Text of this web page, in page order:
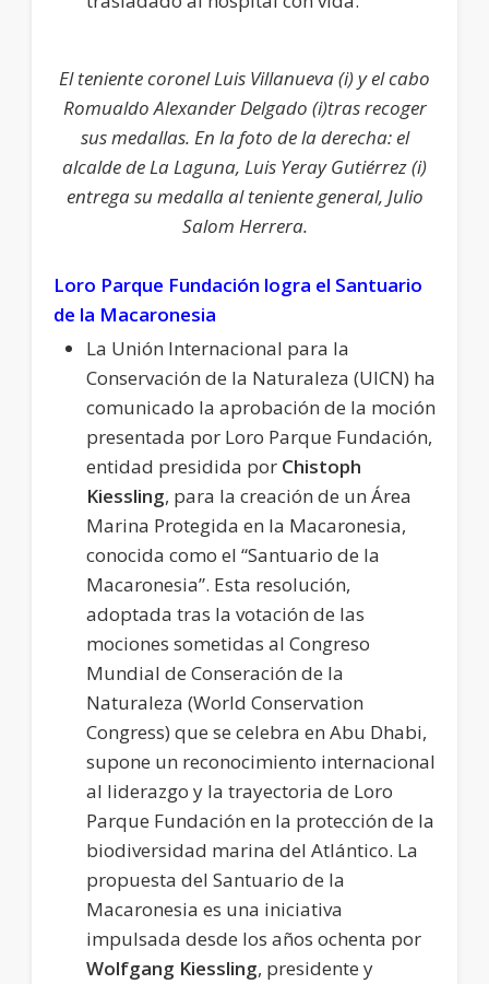
El teniente coronel Luis Villanueva (i) y el cabo
Romualdo Alexander Delgado (i)tras recoger
sus medallas. En la foto de la derecha: el
alcalde de La Laguna, Luis Yeray Gutiérrez (i)
entrega su medalla al teniente general, Julio
Salom Herrera.
Loro Parque Fundación logra el Santuario
de la Macaronesia
La Unión Internacional para la
Conservación de la Naturaleza (UICN) ha
comunicado la aprobación de la moción
presentada por Loro Parque Fundación,
entidad presidida por Chistoph
Kiessling, para la creación de un Área
Marina Protegida en la Macaronesia,
conocida como el “Santuario de la
Macaronesia”. Esta resolución,
adoptada tras la votación de las
mociones sometidas al Congreso
Mundial de Conseración de la
Naturaleza (World Conservation
Congress) que se celebra en Abu Dhabi,
supone un reconocimiento internacional
al liderazgo y la trayectoria de Loro
Parque Fundación en la protección de la
biodiversidad marina del Atlántico. La
propuesta del Santuario de la
Macaronesia es una iniciativa
impulsada desde los años ochenta por
Wolfgang Kiessling, presidente y